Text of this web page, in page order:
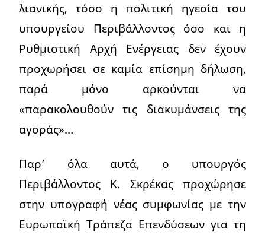
λιανικής, τόσο η πολιτική ηγεσία του
υπουργείου Περιβάλλοντος όσο και η
Ρυθμιστική Αρχή Ενέργειας δεν έχουν
προχωρήσει σε καμία επίσημη δήλωση,
παρά μόνο αρκούνται να
«παρακολουθούν τις διακυμάνσεις της
αγοράς»…
Παρ’ όλα αυτά, ο υπουργός
Περιβάλλοντος Κ. Σκρέκας προχώρησε
στην υπογραφή νέας συμφωνίας με την
Ευρωπαϊκή Τράπεζα Επενδύσεων για τη